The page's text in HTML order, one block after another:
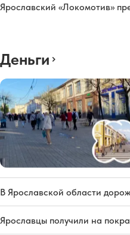
Ярославский «Локомотив»
Деньги
В Ярославской области
Ярославцы получили на